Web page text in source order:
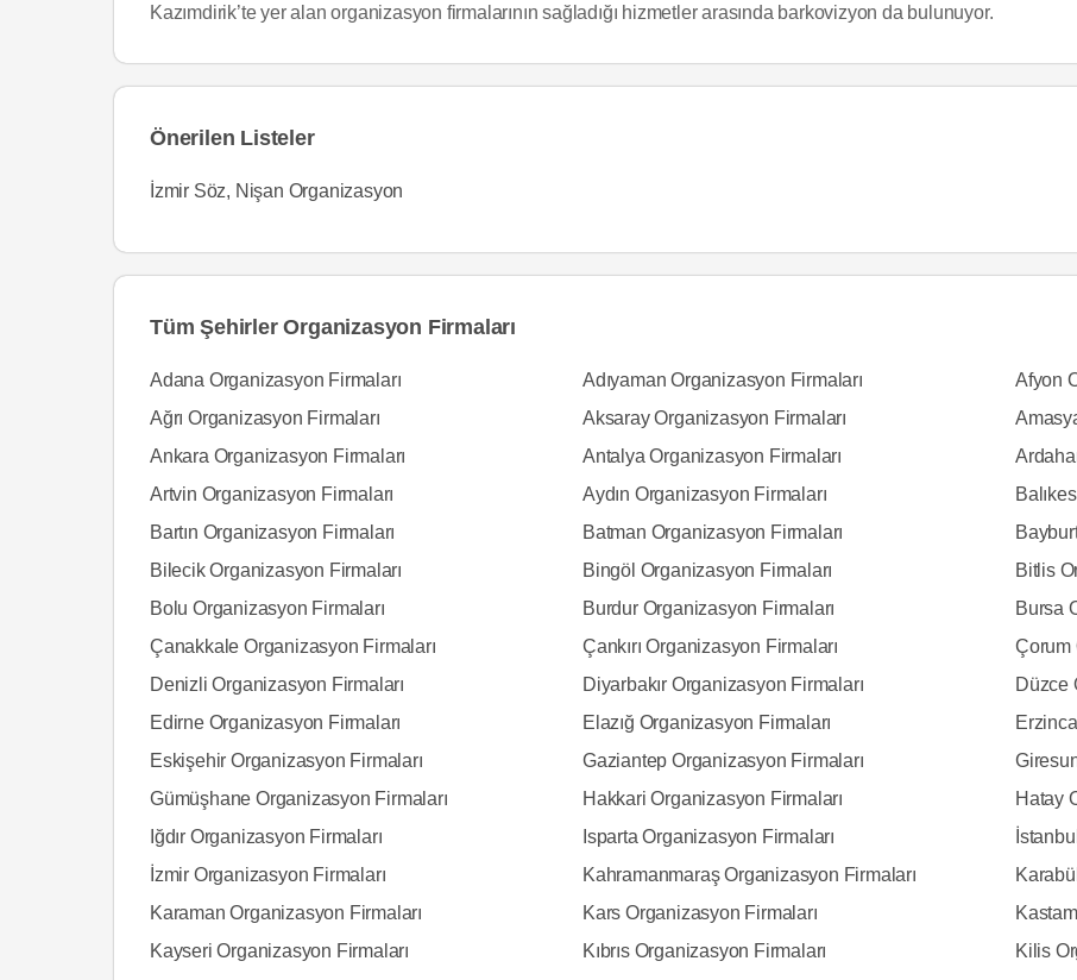
Kazımdirik’te yer alan organizasyon firmalarının sağladığı hizmetler arasında barkovizyon da bulunuyor.
Önerilen Listeler
İzmir Söz, Nişan Organizasyon
Tüm Şehirler Organizasyon Firmaları
Adana Organizasyon Firmaları Adıyaman Organizasyon Firmaları
Afyon
Ağrı Organizasyon Firmaları
Aksaray Organizasyon Firmaları
Ankara Organizasyon Firmaları
Antalya Organizasyon Firmaları
Artvin Organizasyon Firmaları
Aydın Organizasyon Firmaları
Bartın Organizasyon Firmaları
Batman Organizasyon Firmaları
Bilecik Organizasyon Firmaları
Bingöl Organizasyon Firmaları
Bitlis
Bolu Organizasyon Firmaları
Burdur Organizasyon Firmaları
Bursa
Çanakkale Organizasyon Firmaları
Çankırı Organizasyon Firmaları
Çorum
Denizli Organizasyon Firmaları
Diyarbakır Organizasyon Firmaları
Düzce
Edirne Organizasyon Firmaları
Elazığ Organizasyon Firmaları
Eskişehir Organizasyon Firmaları
Gaziantep Organizasyon Firmaları
Gümüşhane Organizasyon Firmaları
Hakkari Organizasyon Firmaları
Hatay
Iğdır Organizasyon Firmaları
Isparta Organizasyon Firmaları
İzmir Organizasyon Firmaları
Kahramanmaraş Organizasyon Firmaları
Karaman Organizasyon Firmaları
Kars Organizasyon Firmaları
Kayseri Organizasyon Firmaları
Kıbrıs Organizasyon Firmaları
Kilis